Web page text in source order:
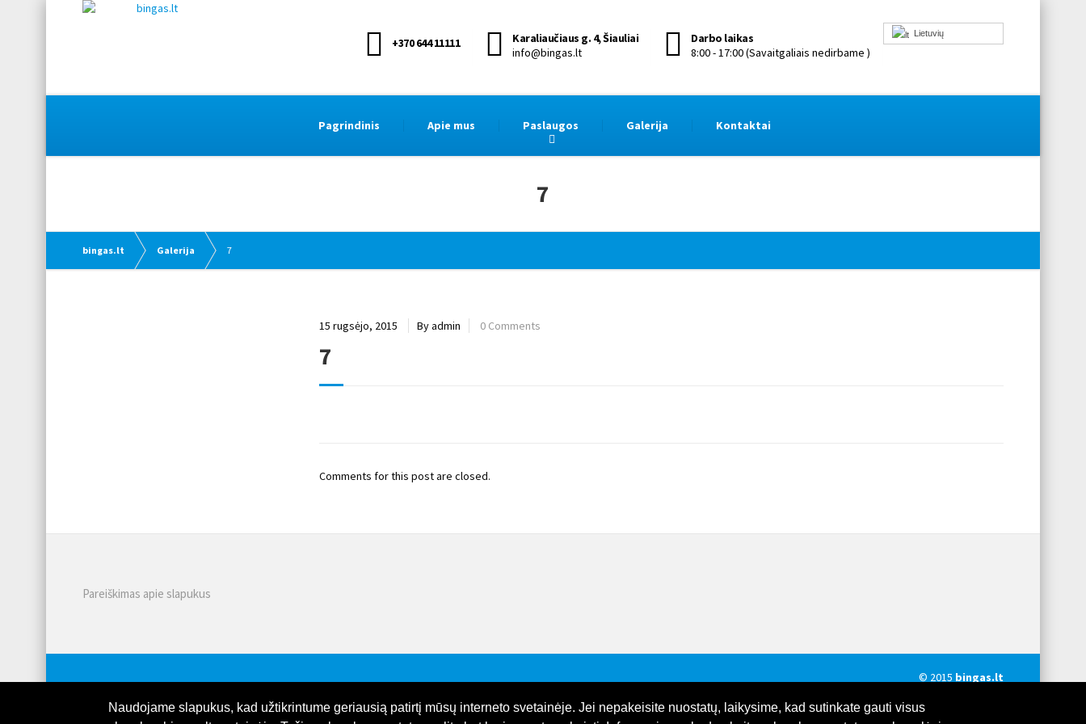
Naudojame slapukus, kad užtikrintume geriausią patirtį mūsų interneto svetainėje. Jei nepakeisite nuostatų, laikysime, kad sutinkate gauti visus
+370 644 11111
Karaliaučiaus g. 4, Šiauliai
info@bingas.lt
Darbo laikas
8:00 - 17:00 (Savaitgaliais nedirbame )
Lietuvių
Pagrindinis Apie mus Paslaugos Galerija Kontaktai
7
bingas.lt Galerija 7
15 rugsėjo, 2015 By admin 0 Comments
7
Comments for this post are closed.
Pareiškimas apie slapukus
© 2015 bingas.lt
Lietuvių